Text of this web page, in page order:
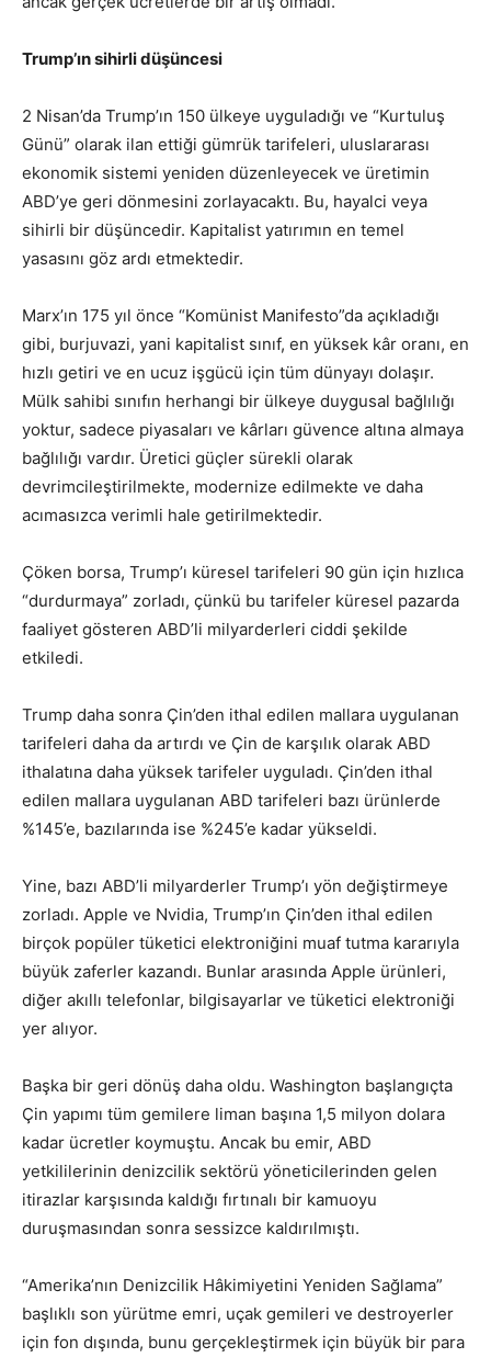
Trump’ın sihirli düşüncesi
2 Nisan’da Trump’ın 150 ülkeye uyguladığı ve “Kurtuluş
Günü” olarak ilan ettiği gümrük tarifeleri, uluslararası
ekonomik sistemi yeniden düzenleyecek ve üretimin
ABD’ye geri dönmesini zorlayacaktı. Bu, hayalci veya
sihirli bir düşüncedir. Kapitalist yatırımın en temel
yasasını göz ardı etmektedir.
Marx’ın 175 yıl önce “Komünist Manifesto”da açıkladığı
gibi, burjuvazi, yani kapitalist sınıf, en yüksek kâr oranı, en
hızlı getiri ve en ucuz işgücü için tüm dünyayı dolaşır.
Mülk sahibi sınıfın herhangi bir ülkeye duygusal bağlılığı
yoktur, sadece piyasaları ve kârları güvence altına almaya
bağlılığı vardır. Üretici güçler sürekli olarak
devrimcileştirilmekte, modernize edilmekte ve daha
acımasızca verimli hale getirilmektedir.
Çöken borsa, Trump’ı küresel tarifeleri 90 gün için hızlıca
“durdurmaya” zorladı, çünkü bu tarifeler küresel pazarda
faaliyet gösteren ABD’li milyarderleri ciddi şekilde
etkiledi.
Trump daha sonra Çin’den ithal edilen mallara uygulanan
tarifeleri daha da artırdı ve Çin de karşılık olarak ABD
ithalatına daha yüksek tarifeler uyguladı. Çin’den ithal
edilen mallara uygulanan ABD tarifeleri bazı ürünlerde
%145’e, bazılarında ise %245’e kadar yükseldi.
Yine, bazı ABD’li milyarderler Trump’ı yön değiştirmeye
zorladı. Apple ve Nvidia, Trump’ın Çin’den ithal edilen
birçok popüler tüketici elektroniğini muaf tutma kararıyla
büyük zaferler kazandı. Bunlar arasında Apple ürünleri,
diğer akıllı telefonlar, bilgisayarlar ve tüketici elektroniği
yer alıyor.
Başka bir geri dönüş daha oldu. Washington başlangıçta
Çin yapımı tüm gemilere liman başına 1,5 milyon dolara
kadar ücretler koymuştu. Ancak bu emir, ABD
yetkililerinin denizcilik sektörü yöneticilerinden gelen
itirazlar karşısında kaldığı fırtınalı bir kamuoyu
duruşmasından sonra sessizce kaldırılmıştı.
“Amerika’nın Denizcilik Hâkimiyetini Yeniden Sağlama”
başlıklı son yürütme emri, uçak gemileri ve destroyerler
için fon dışında, bunu gerçekleştirmek için büyük bir para